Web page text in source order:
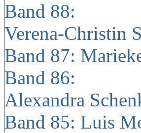
Band 88:
Verena-Christin
Band 87:
Band 86:
Alexandra
Band 85: Luis